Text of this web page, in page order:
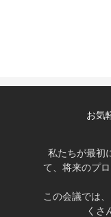
お気
私たちが最初
て、将来のプ
この会議では
くさ